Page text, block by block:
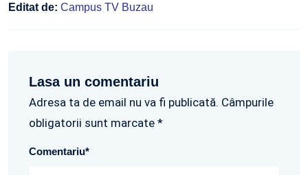
Editat de: Campus TV Buzau
Lasa un comentariu
Adresa ta de email nu va fi publicată. Câmpurile
obligatorii sunt marcate *
Comentariu*